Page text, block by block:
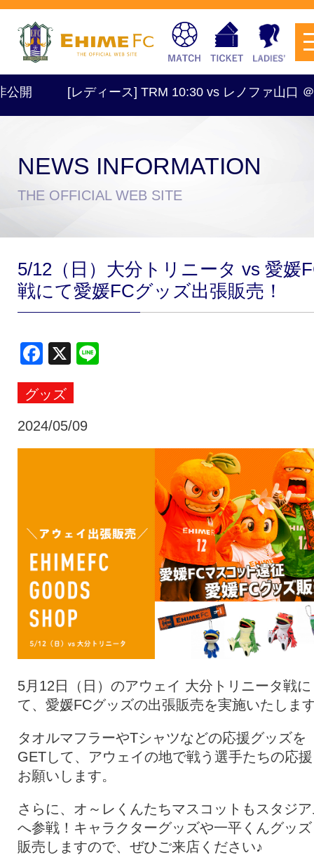
試合日程・結果 アクセス
スクール
ファンクラブ 試合を観戦
チケットを購入
アカデミー
スポンサー グッズ
特設ページ
[レディース] TRM 10:30 vs レノファ山口 ＠砥
NEWS INFORMATION
THE OFFICIAL WEB SITE
5/12（日）大分トリニータ vs 愛媛
戦にて愛媛FCグッズ出張販売！
Facebook
X
グッズ
2024/05/09
5月12日（日）のアウェイ 大分トリニータ戦に
て、愛媛FCグッズの出張販売を実施いたしま
タオルマフラーやTシャツなどの応援グッズを
GETして、アウェイの地で戦う選手たちの応
お願いします。
さらに、オ～レくんたちマスコットもスタジ
へ参戦！キャラクターグッズや一平くんグッ
販売しますので、ぜひご来店ください♪